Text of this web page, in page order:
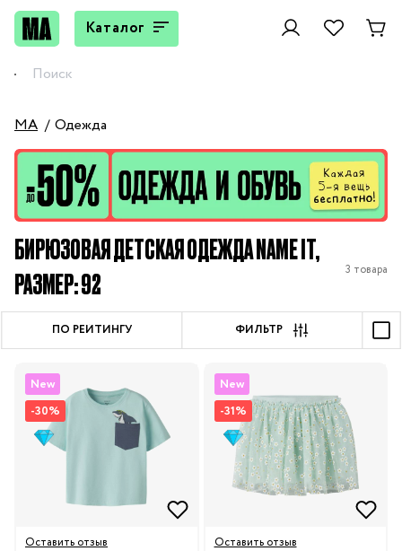
Каталог
MA Одежда
БИРЮЗОВАЯ ДЕТСКАЯ ОДЕЖДА NAME IT,
РАЗМЕР: 92
3 товара
ПО РЕЙТИНГУ ФИЛЬТР
New
-30%
Оставить отзыв
New
-31%
Оставить отзыв